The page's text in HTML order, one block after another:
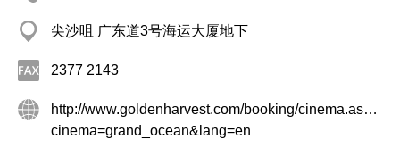
尖沙咀 广东道3号海运大厦地下
2377 2143
http://www.goldenharvest.com/booking/cinema.aspx?
cinema=grand_ocean&lang=en